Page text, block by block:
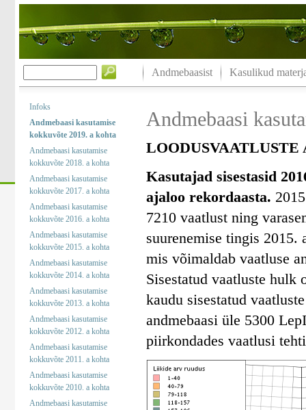
Andmebaasist Kasulikud
Infoks
Andmebaasi kasutamise
kokkuvõte 2019. a kohta
Andmebaasi kasutamise
kokkuvõte 2018. a kohta
Andmebaasi kasutamise
kokkuvõte 2017. a kohta
Andmebaasi kasutamise
kokkuvõte 2016. a kohta
Andmebaasi kasutamise
kokkuvõte 2015. a kohta
Andmebaasi kasutamise
kokkuvõte 2014. a kohta
Andmebaasi kasutamise
kokkuvõte 2013. a kohta
Andmebaasi kasutamise
kokkuvõte 2012. a kohta
Andmebaasi kasutamise
kokkuvõte 2011. a kohta
Andmebaasi kasutamise
kokkuvõte 2010. a kohta
Andmebaasi kasutamise
Andmebaasi
Kasutajad sisestasid
ajaloo rekordaasta.
7210 vaatlust ning
suurenemise tingis 2015.
mis võimaldab vaatluse
Sisestatud vaatluste hulk
kaudu sisestatud
andmebaasi üle 5300
piirkondades vaatlusi